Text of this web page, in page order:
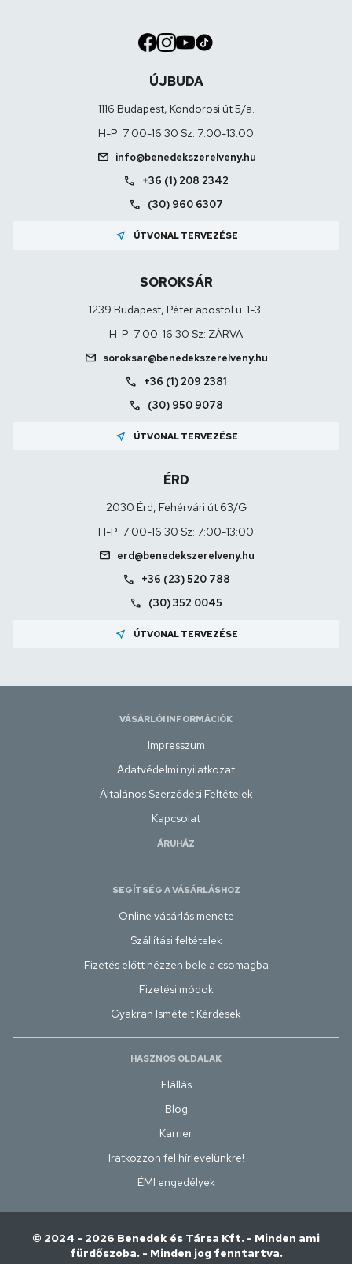
ÚJBUDA
1116 Budapest, Kondorosi út 5/a.
H-P: 7:00-16:30 Sz: 7:00-13:00
mail info@benedekszerelveny.hu
call +36 (1) 208 2342
call (30) 960 6307
near_me ÚTVONAL TERVEZÉSE
SOROKSÁR
1239 Budapest, Péter apostol u. 1-3.
H-P: 7:00-16:30 Sz: ZÁRVA
mail soroksar@benedekszerelveny.hu
call +36 (1) 209 2381
call (30) 950 9078
near_me ÚTVONAL TERVEZÉSE
ÉRD
2030 Érd, Fehérvári út 63/G
H-P: 7:00-16:30 Sz: 7:00-13:00
mail erd@benedekszerelveny.hu
call +36 (23) 520 788
call (30) 352 0045
near_me ÚTVONAL TERVEZÉSE
VÁSÁRLÓI INFORMÁCIÓK
Impresszum
Adatvédelmi nyilatkozat
Általános Szerződési Feltételek
Kapcsolat
ÁRUHÁZ
SEGÍTSÉG A VÁSÁRLÁSHOZ
Online vásárlás menete
Szállítási feltételek
Fizetés előtt nézzen bele a csomagba
Fizetési módok
Gyakran Ismételt Kérdések
HASZNOS OLDALAK
Elállás
Blog
Karrier
Iratkozzon fel hírlevelünkre!
ÉMI engedélyek
© 2024 - 2026 Benedek és Társa Kft. - Minden ami
fürdőszoba. - Minden jog fenntartva.